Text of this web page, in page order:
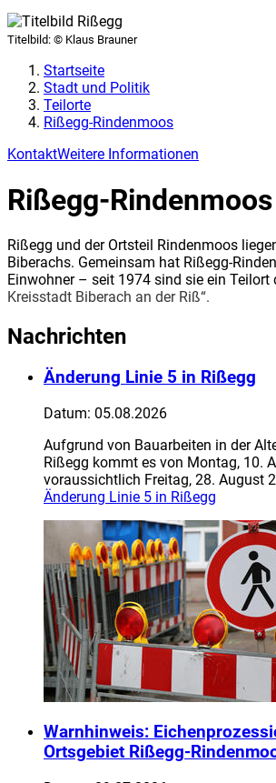
Titelbild: © Klaus Brauner
Startseite
Stadt und Politik
Teilorte
Rißegg-Rindenmoos
KontaktWeitere Informationen
Rißegg-Rindenmoos
Rißegg und der Ortsteil Rindenmoos
Biberachs. Gemeinsam hat Rißegg-
Einwohner – seit 1974 sind sie ein Teilort
Kreisstadt Biberach an der Riß“.
Nachrichten
Änderung Linie 5 in Rißegg
Datum: 05.08.2026
Aufgrund von Bauarbeiten in der
Rißegg kommt es von Montag, 10.
voraussichtlich Freitag, 28. August
Änderung Linie 5 in Rißegg
Warnhinweis:
Ortsgebiet Rißegg-